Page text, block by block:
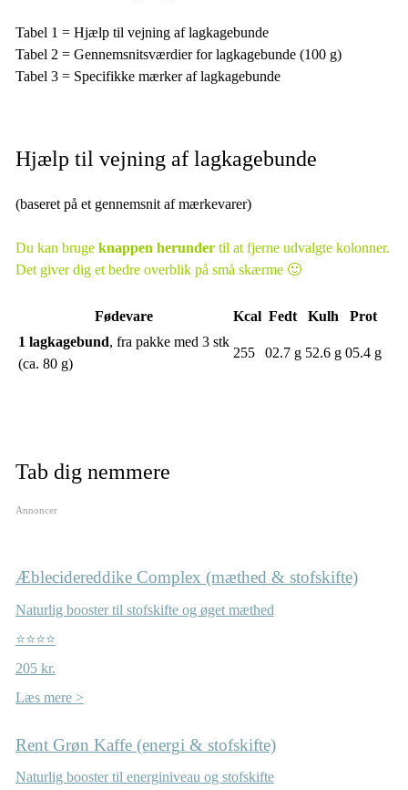
Tabel 1 = Hjælp til vejning af lagkagebunde
Tabel 2 = Gennemsnitsværdier for lagkagebunde (100 g)
Tabel 3 = Specifikke mærker af lagkagebunde
Hjælp til vejning af lagkagebunde
(baseret på et gennemsnit af mærkevarer)
Du kan bruge knappen herundertil at fjerne udvalgte kolonner.
Det giver dig et bedre overblik på små skærme 🙂
Fødevare Kcal Fedt Kulh
Prot
1 lagkagebund, fra pakke med 3 stk
(ca. 80 g)
255 02.7 g 52.6 g 05.4 g
Tab dig nemmere
Annoncer
Æblecidereddike Complex (mæthed & stofskifte)
Naturlig booster til stofskifte og øget mæthed
⭐⭐⭐⭐
205 kr.
Læs mere >
Rent Grøn Kaffe (energi & stofskifte)
Naturlig booster til energiniveau og stofskifte